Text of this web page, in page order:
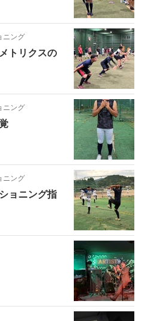
ニング
トリクスの
ニング
ニング
ョニング指